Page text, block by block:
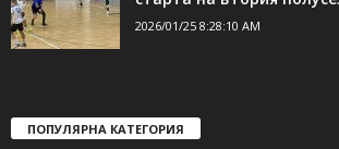
2026/01/25 8:28:10 AM
ПОПУЛЯРНА КАТЕГОРИЯ